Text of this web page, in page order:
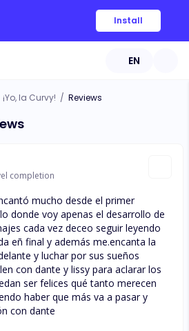
Install
EN
¡Yo, la Curvy! / Reviews
completion
mucho desde el primer
donde voy apenas el desarrollo de
cada vez deceo seguir leyendo
eñ final y además me.encanta la
y luchar por sus sueños
con dante y lissy para aclarar los
ser felices qué tanto merecen
haber que más va a pasar y
con dante